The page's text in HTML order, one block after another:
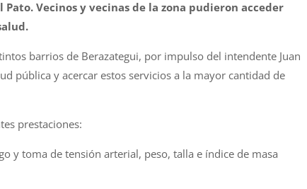
Vecinos y vecinas de la zona pudieron acceder
barrios de Berazategui, por impulso del intendente Juan
pública y acercar estos servicios a la mayor cantidad de
prestaciones:
y toma de tensión arterial, peso, talla e índice de masa